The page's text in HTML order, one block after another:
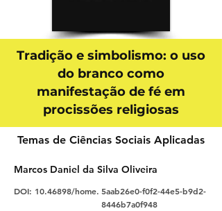
Tradição e simbolismo: o uso
do branco como
manifestação de fé em
procissões religiosas
Temas de Ciências Sociais Aplicadas
Marcos Daniel da Silva Oliveira
DOI: 10.46898/home. 5aab26e0-f0f2-44e5-b9d2-
8446b7a0f948